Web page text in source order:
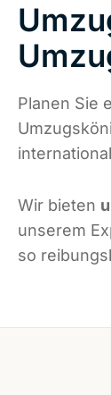
Planen Sie
Wir bieten
unserem
so